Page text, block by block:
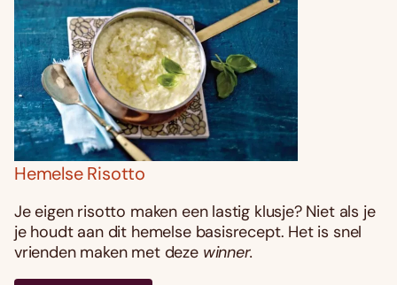
Hemelse Risotto
Je eigen risotto maken een lastig klusje? Niet als je
je houdt aan dit hemelse basisrecept. Het is snel
vrienden maken met deze winner.